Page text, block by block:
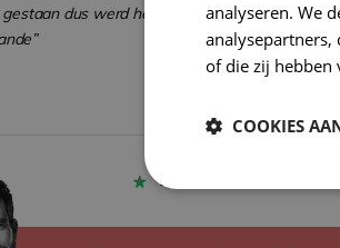
dus werd het tijd
1900+
analyseren. We
of die zij hebben
COOKIES